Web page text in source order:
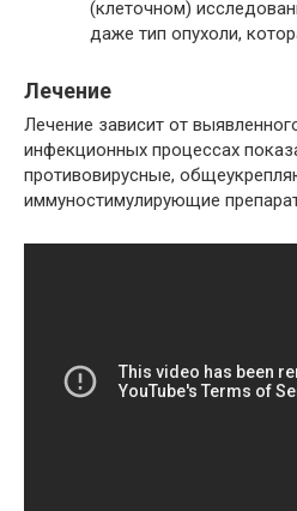
(клеточном)
даже тип опухоли,
Лечение
Лечение зависит от
инфекционных процессах
противовирусные,
иммуностимулирующие